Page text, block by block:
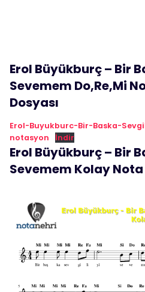
Erol Büyükburç – Bir
Sevemem Do,Re,Mi
Dosyası
Erol-Buyukburc-Bir-Baska-
notasyon
İndir
Erol Büyükburç – Bir
Sevemem Kolay Nota